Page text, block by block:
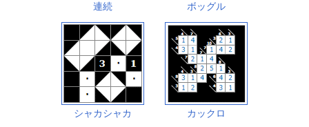
連続 ボッグル
シャカシャカ カックロ